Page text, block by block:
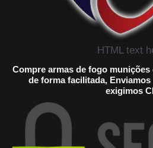
HTML text
Compre armas de fogo
de forma facilitada,
exigimos